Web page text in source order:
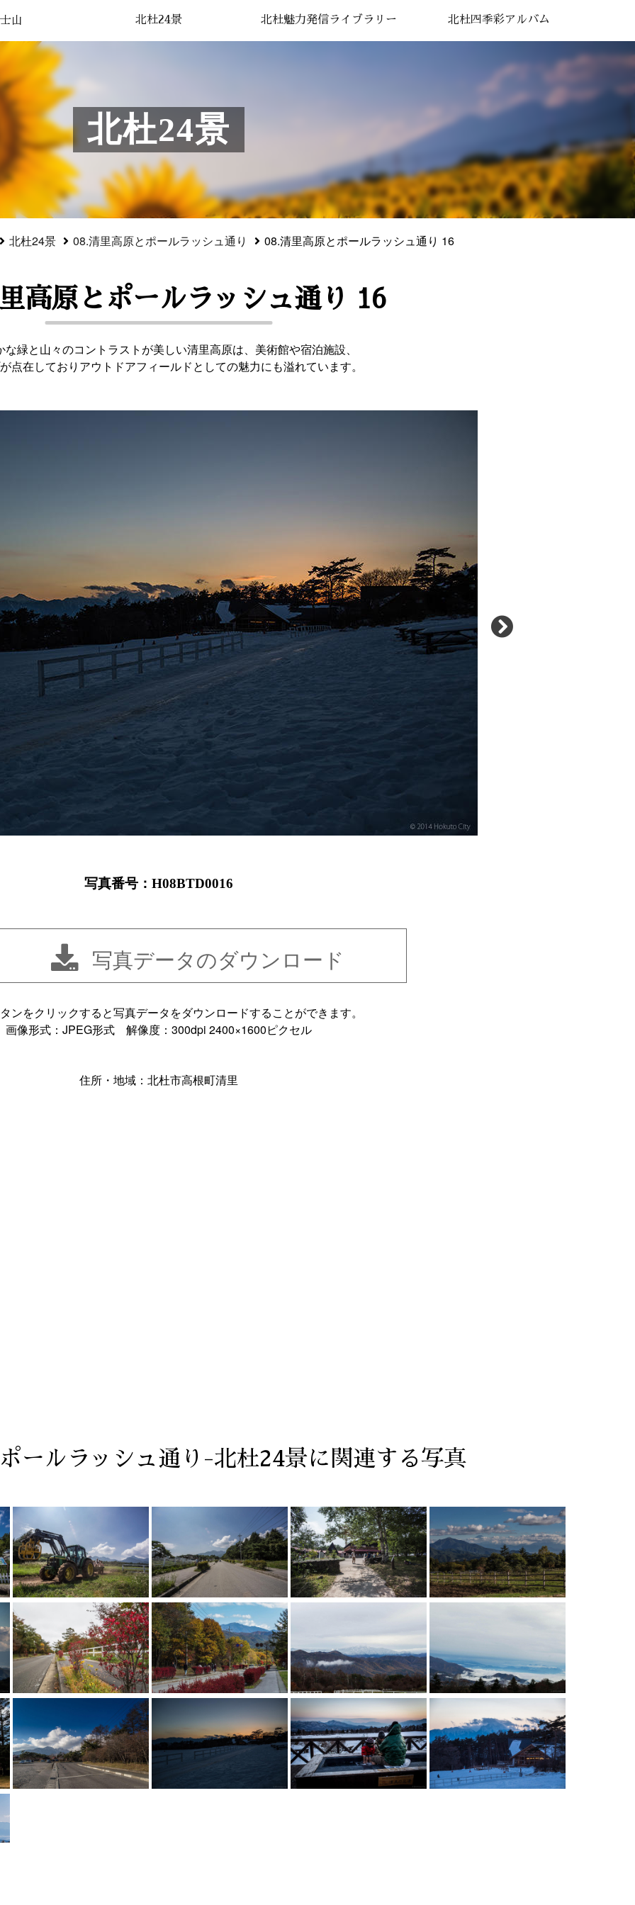
山 北杜24景 北杜魅力発信ライブラリー 北杜四季彩アルバム
北杜24景
北杜24景 08.清里高原とポールラッシュ通り 08.清里高原とポールラッシュ通り 16
高原とポールラッシュ通り 16
な緑と山々のコントラストが美しい清里高原は、美術館や宿泊施設、
点在しておりアウトドアフィールドとしての魅力にも溢れています。
写真番号：H08BTD0016
写真データのダウンロード
ンをクリックすると写真データをダウンロードすることができます。
画像形式：JPEG形式 解像度：300dpi 2400×1600ピクセル
住所・地域：北杜市高根町清里
ールラッシュ通り-北杜24景に関連する写真